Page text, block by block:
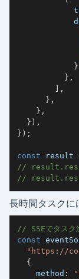
}
} ,
] ,
} ,
} ,
} ) ,
} ) ;
const result
//
//
長時間タスクに
// SSEでタスク
const
"https://
{
    method
: